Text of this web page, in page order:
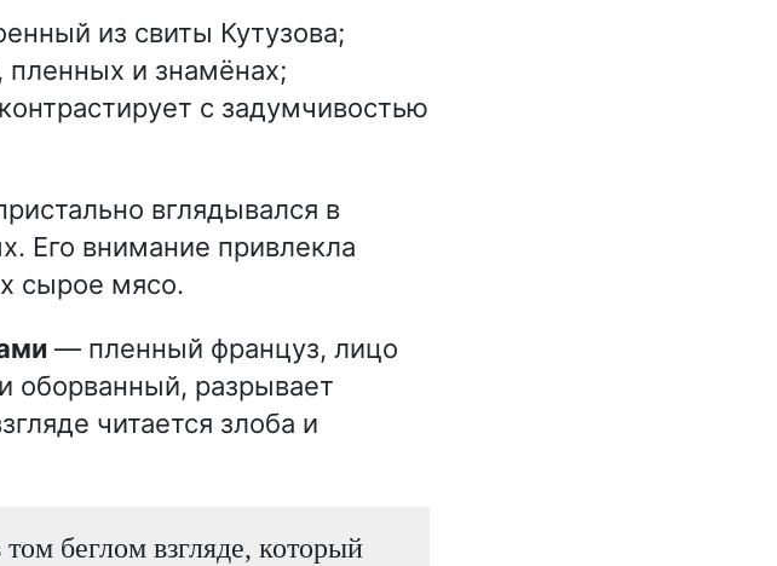
из свиты Кутузова;
пленных и знамёнах;
с задумчивостью
вглядывался в
Его внимание привлекла
сырое мясо.
— пленный француз, лицо
оборванный, разрывает
читается злоба и
беглом взгляде, который